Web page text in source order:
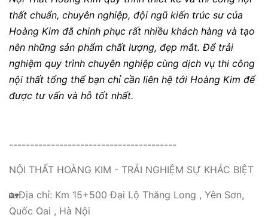
thất chuẩn, chuyên nghiệp, đội ngũ kiến trúc sư của
Hoàng Kim đã chinh phục rất nhiều khách hàng và tạo
nên những sản phẩm chất lượng, đẹp mắt. Để trải
nghiệm quy trình chuyên nghiệp cùng dịch vụ thi công
nội thất tổng thể bạn chỉ cần liên hệ tới Hoàng Kim để
được tư vấn và hỗ tốt nhất.
----------------------------------------
NỘI THẤT HOÀNG KIM - TRẢI NGHIỆM SỰ KHÁC BIỆT
🏡Địa chỉ: Km 15+500 Đại Lộ Thăng Long , Yên Sơn,
Quốc Oai , Hà Nội